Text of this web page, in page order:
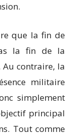
que la fin de
la fin de la
Au contraire, la
militaire
simplement
principal
Tout comme